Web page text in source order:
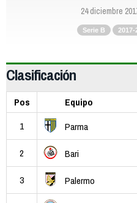
24 diciembre
Serie B 2017-
Clasificación
Pos Equipo
1
Parma
2 Bari
3 Palermo